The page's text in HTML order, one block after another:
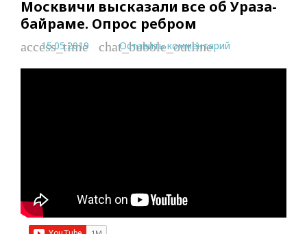
Москвичи высказали все об Ураза-
байраме. Опрос ребром
access_time
15.05.2019 chat_bubble_outline
Оставить комментарий